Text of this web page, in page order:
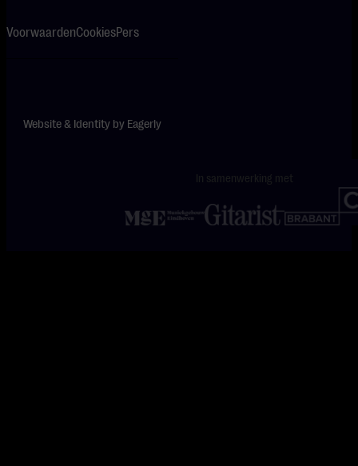
VoorwaardenCookiesPers
Website & Identity by Eagerly
In samenwerking met